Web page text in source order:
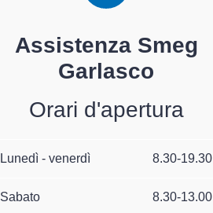
Assistenza Smeg
Garlasco
Orari d'apertura
Lunedì - venerdì 8.30-19.30
Sabato 8.30-13.00